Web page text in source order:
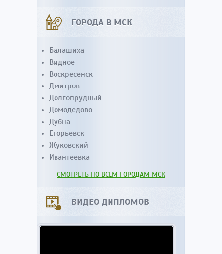
ГОРОДА В МСК
Балашиха
Видное
Воскресенск
Дмитров
Долгопрудный
Домодедово
Дубна
Егорьевск
Жуковский
Ивантеевка
СМОТРЕТЬ ПО ВСЕМ ГОРОДАМ МСК
ВИДЕО ДИПЛОМОВ